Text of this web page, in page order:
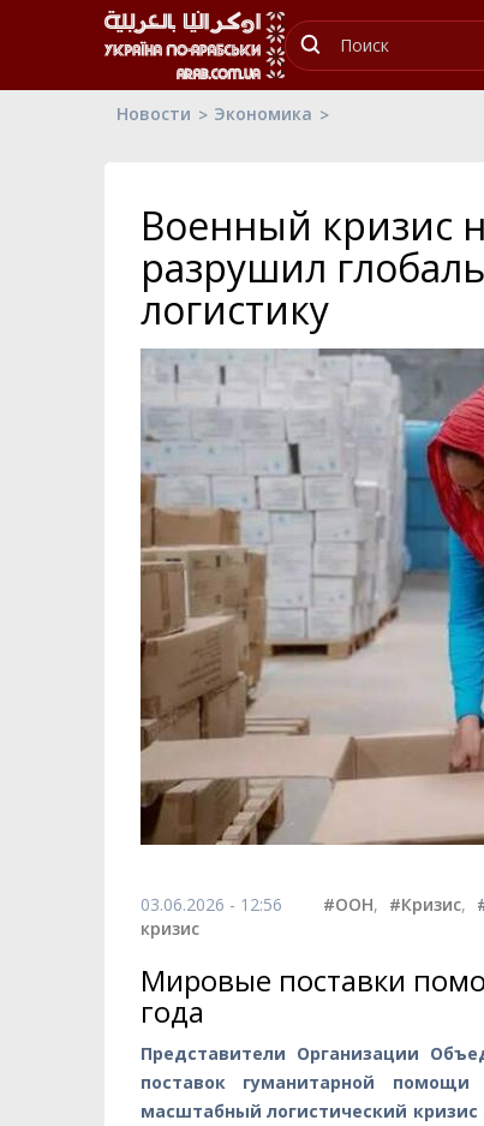
Новости Экономика
Военный кризис
разрушил
логистику
03.06.2026 - 12:56 #ООН, #Кризис,
кризис
Мировые поставки
года
Представители Организации
поставок гуманитарной
масштабный логистический